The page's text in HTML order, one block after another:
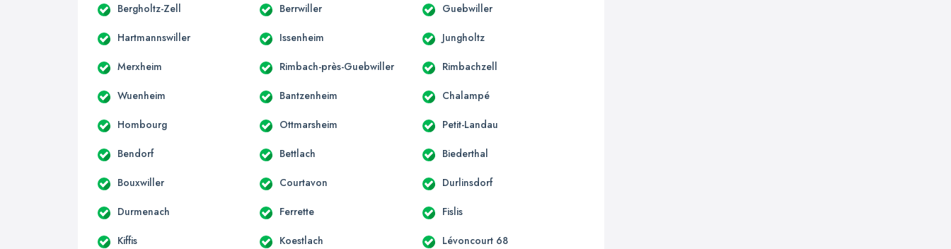
Bergholtz-Zell Berrwiller Guebwiller
Hartmannswiller Issenheim Jungholtz
Merxheim Rimbach-près-Guebwiller Rimbachzell
Wuenheim Bantzenheim Chalampé
Hombourg Ottmarsheim Petit-Landau
Bendorf Bettlach Biederthal
Bouxwiller Courtavon Durlinsdorf
Durmenach Ferrette Fislis
Kiffis Koestlach Lévoncourt 68